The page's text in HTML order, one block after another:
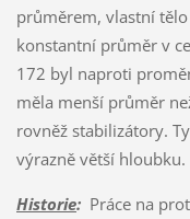
průměrem, vlastní
konstantní průměr v
172 byl naproti
měla menší průměr
rovněž stabilizátory.
výrazně větší hloubku.
Historie:Práce na